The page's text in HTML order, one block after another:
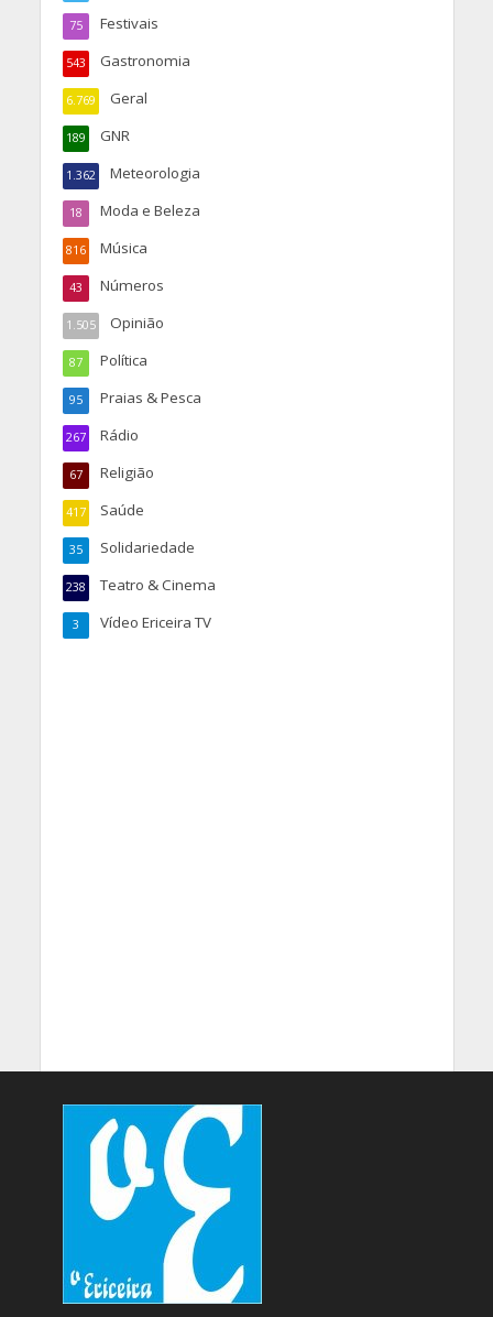
Festivais
75
Gastronomia
543
Geral
6.769
GNR
189
Meteorologia
1.362
Moda e Beleza
18
Música
816
Números
43
Opinião
1.505
Política
87
Praias & Pesca
95
Rádio
267
Religião
67
Saúde
417
Solidariedade
35
Teatro & Cinema
238
Vídeo Ericeira TV
3